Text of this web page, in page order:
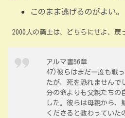
このまま逃げるのがよい。
2000人の勇士は、どちらにせよ、戻
アルマ書56章
47)彼らはまだ一度も戦
たが，死を恐れませんで
分の命よりも父親たちの
した。彼らは母親から，
くださると教わっていた